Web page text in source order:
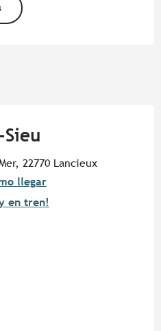
22770 Lancieux
llegar
en tren!